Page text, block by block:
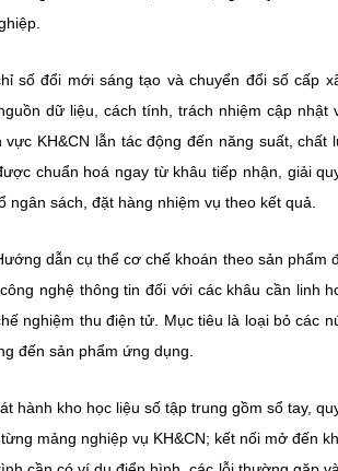
số đổi mới sáng tạo và chuyển đổi số cấp
dữ liệu, cách tính, trách nhiệm cập nhật
KH&CN lẫn tác động đến năng suất, chất
chuẩn hoá ngay từ khâu tiếp nhận, giải
sách, đặt hàng nhiệm vụ theo kết quả.
dẫn cụ thể cơ chế khoán theo sản phẩm
nghệ thông tin đối với các khâu cần linh
nghiệm thu điện tử. Mục tiêu là loại bỏ các
đến sản phẩm ứng dụng.
hành kho học liệu số tập trung gồm sổ tay,
mảng nghiệp vụ KH&CN; kết nối mở đến